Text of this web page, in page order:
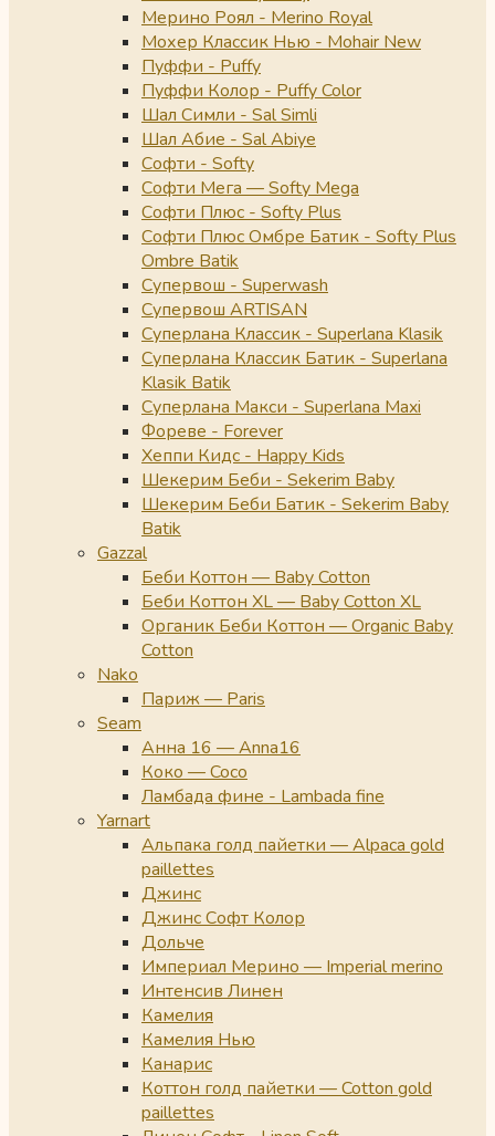
Мерино Роял - Merino Royal
Мохер Классик Нью - Mohair New
Пуффи - Puffy
Пуффи Колор - Puffy Color
Шал Симли - Sal Simli
Шал Абие - Sal Abiye
Софти - Softy
Софти Мега — Softy Mega
Софти Плюс - Softy Plus
Софти Плюс Омбре Батик - Softy Plus
Ombre Batik
Супервош - Superwash
Супервош ARTISAN
Суперлана Классик - Superlana Klasik
Суперлана Классик Батик - Superlana
Klasik Batik
Суперлана Макси - Superlana Maxi
Фореве - Forever
Хеппи Кидс - Happy Kids
Шекерим Беби - Sekerim Baby
Шекерим Беби Батик - Sekerim Baby
Batik
Gazzal
Беби Коттон — Baby Cotton
Беби Коттон XL — Baby Cotton XL
Органик Беби Коттон — Organic Baby
Cotton
Nako
Париж — Paris
Seam
Анна 16 — Anna16
Коко — Coco
Ламбада фине - Lambada fine
Yarnart
Альпака голд пайетки — Alpaca gold
paillettes
Джинс
Джинс Софт Колор
Дольче
Империал Мерино — Imperial merino
Интенсив Линен
Камелия
Камелия Нью
Канарис
Коттон голд пайетки — Cotton gold
paillettes